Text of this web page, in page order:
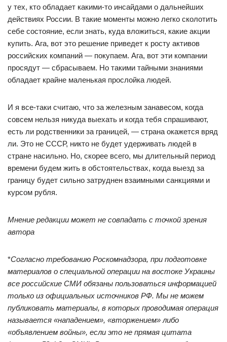
у тех, кто обладает какими-то инсайдами о дальнейших
действиях России. В такие моменты можно легко сколотить
себе состояние, если знать, куда вложиться, какие акции
купить. Ага, вот это решение приведет к росту активов
российских компаний — покупаем. Ага, вот эти компании
просядут — сбрасываем. Но такими тайными знаниями
обладает крайне маленькая прослойка людей.
И я все-таки считаю, что за железным занавесом, когда
совсем нельзя никуда выехать и когда тебя спрашивают,
есть ли родственники за границей, — страна окажется вряд
ли. Это не СССР, никто не будет удерживать людей в
стране насильно. Но, скорее всего, мы длительный период
времени будем жить в обстоятельствах, когда выезд за
границу будет сильно затруднен взаимными санкциями и
курсом рубля.
Мнение редакции может не совпадать с точкой зрения
автора
*Согласно требованию Роскомнадзора, при подготовке
материалов о специальной операции на востоке Украины
все российские СМИ обязаны пользоваться информацией
только из официальных источников РФ. Мы не можем
публиковать материалы, в которых проводимая операция
называется «нападением», «вторжением» либо
«объявлением войны», если это не прямая цитата